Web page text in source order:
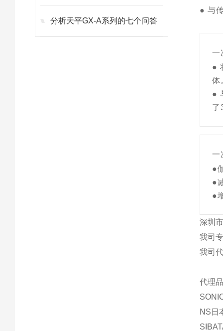
分析天平GX-A系列的七个问答
● 与
一
●
体
●
了
一
●
●
●
深圳
我司
我司
代理
NS日